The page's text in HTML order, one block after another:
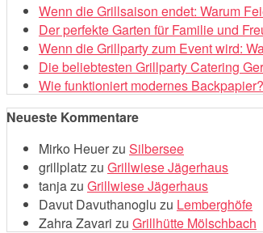
Wenn die Grillsaison endet: Warum
Der perfekte Garten für Familie und
Wenn die Grillparty zum Event wird:
Die beliebtesten Grillparty Catering
Wie funktioniert modernes
Neueste Kommentare
Mirko Heuerzu Silbersee
grillplatzzu Grillwiese Jägerhaus
tanjazu Grillwiese Jägerhaus
Davut Davuthanoglu zu Lemberghöfe
Zahra Zavari zu Grillhütte Mölschbach